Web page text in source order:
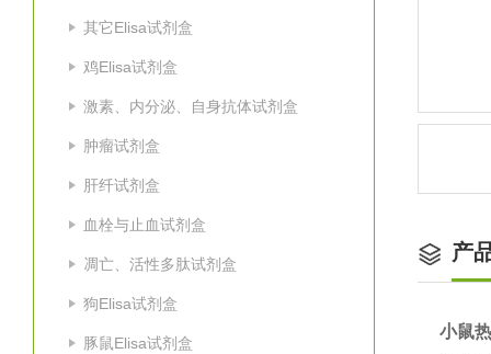
其它Elisa试剂盒
鸡Elisa试剂盒
激素、内分泌、自身抗体试剂盒
肿瘤试剂盒
肝纤试剂盒
血栓与止血试剂盒
凋亡、活性多肽试剂盒
狗Elisa试剂盒
豚鼠Elisa试剂盒
产
小鼠